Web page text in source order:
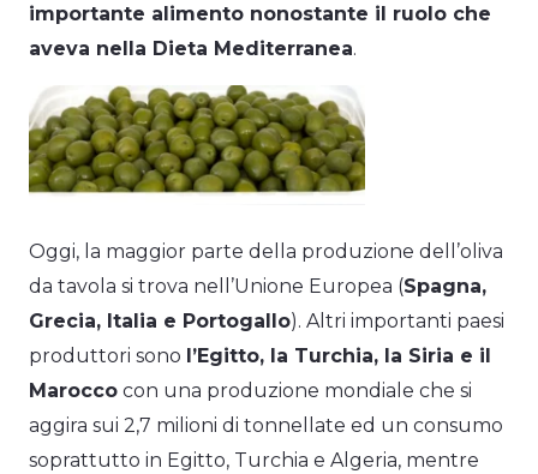
importante alimento nonostante il ruolo che
aveva nella Dieta Mediterranea.
Oggi, la maggior parte della produzione dell’oliva
da tavola si trova nell’Unione Europea (Spagna,
Grecia, Italia e Portogallo). Altri importanti paesi
produttori sono l’Egitto, la Turchia, la Siria e il
Marocco con una produzione mondiale che si
aggira sui 2,7 milioni di tonnellate ed un consumo
soprattutto in Egitto, Turchia e Algeria, mentre